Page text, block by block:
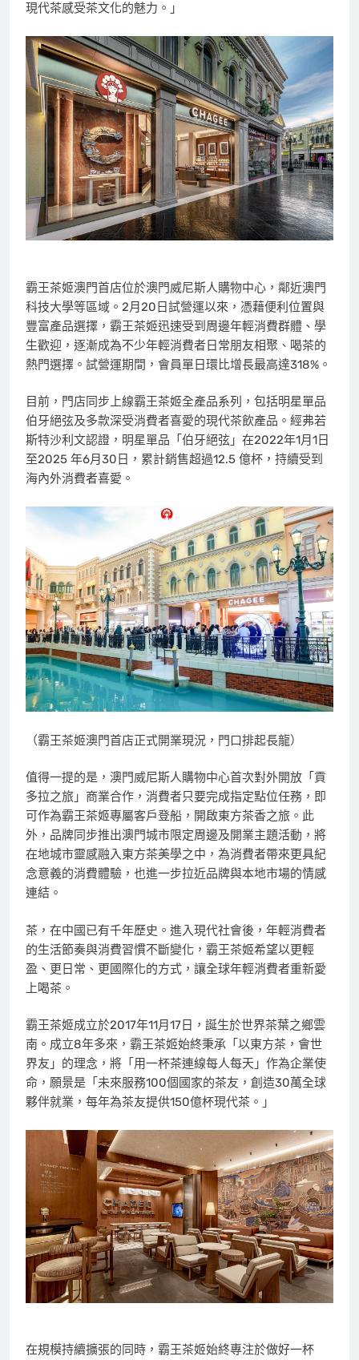
現代茶感受茶文化的魅力。」
霸王茶姬澳門首店位於澳門威尼斯人購物中心，鄰近澳門
科技大學等區域。2月20日試營運以來，憑藉便利位置與
豐富產品選擇，霸王茶姬迅速受到周邊年輕消費群體、學
生歡迎，逐漸成為不少年輕消費者日常朋友相聚、喝茶的
熱門選擇。試營運期間，會員單日環比增長最高達318%。
目前，門店同步上線霸王茶姬全產品系列，包括明星單品
伯牙絕弦及多款深受消費者喜愛的現代茶飲產品。經弗若
斯特沙利文認證，明星單品「伯牙絕弦」在2022年1月1日
至2025 年6月30日，累計銷售超過12.5 億杯，持續受到
海內外消費者喜愛。
（霸王茶姬澳門首店正式開業現況，門口排起長龍）
值得一提的是，澳門威尼斯人購物中心首次對外開放「貢
多拉之旅」商業合作，消費者只要完成指定點位任務，即
可作為霸王茶姬專屬客戶登船，開啟東方茶香之旅。此
外，品牌同步推出澳門城市限定周邊及開業主題活動，將
在地城市靈感融入東方茶美學之中，為消費者帶來更具紀
念意義的消費體驗，也進一步拉近品牌與本地市場的情感
連結。
茶，在中國已有千年歷史。進入現代社會後，年輕消費者
的生活節奏與消費習慣不斷變化，霸王茶姬希望以更輕
盈、更日常、更國際化的方式，讓全球年輕消費者重新愛
上喝茶。
霸王茶姬成立於2017年11月17日，誕生於世界茶葉之鄉雲
南。成立8年多來，霸王茶姬始終秉承「以東方茶，會世
界友」的理念，將「用一杯茶連線每人每天」作為企業使
命，願景是「未來服務100個國家的茶友，創造30萬全球
夥伴就業，每年為茶友提供150億杯現代茶。」
在規模持續擴張的同時，霸王茶姬始終專注於做好一杯